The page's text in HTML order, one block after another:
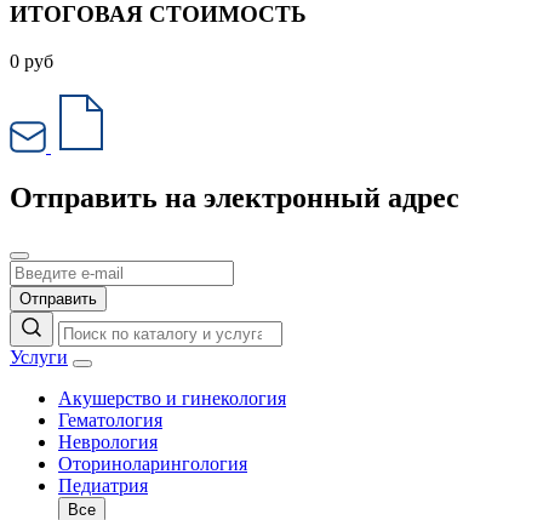
ИТОГОВАЯ СТОИМОСТЬ
0 руб
Отправить на электронный адрес
Отправить
Услуги
Акушерство и гинекология
Гематология
Неврология
Оториноларингология
Педиатрия
Все